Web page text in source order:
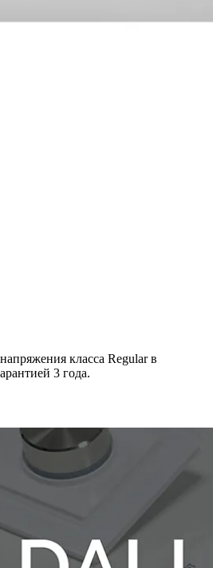
класса Regular в
3 года.